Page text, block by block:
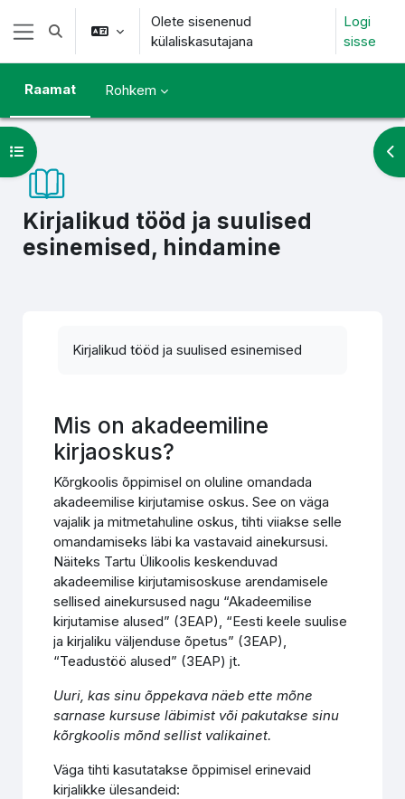
Jäta vahele peasisuni
Küljepaneel
Lülitab otsingu sisendi
Olete sisenenud
külaliskasutajana
Logi
sisse
Raamat Rohkem
Kirjalikud tööd ja suulised
esinemised, hindamine
Ava kursuse sisukord
Kirjalikud tööd ja suulised esinemised
Mis on akadeemiline
kirjaoskus?
Kõrgkoolis õppimisel on oluline omandada
akadeemilise kirjutamise oskus. See on väga
vajalik ja mitmetahuline oskus, tihti viiakse selle
omandamiseks läbi ka vastavaid ainekursusi.
Näiteks Tartu Ülikoolis keskenduvad
akadeemilise kirjutamisoskuse arendamisele
sellised ainekursused nagu “Akadeemilise
kirjutamise alused” (3EAP), “Eesti keele suulise
ja kirjaliku väljenduse õpetus” (3EAP),
“Teadustöö alused” (3EAP) jt.
Uuri, kas sinu õppekava näeb ette mõne
sarnase kursuse läbimist või pakutakse sinu
kõrgkoolis mõnd sellist valikainet.
Väga tihti kasutatakse õppimisel erinevaid
kirjalikke ülesandeid: